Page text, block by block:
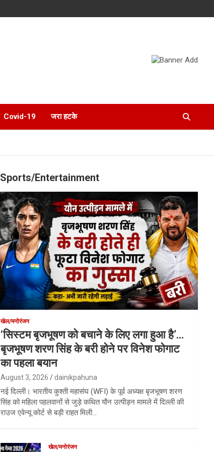
Covid-19 जरा हटके
Sports/Entertainment
खेल/मनोरंजन
‘सिस्टम बृजभूषण को बचाने के लिए लगा हुआ है’…
बृजभूषण शरण सिंह के बरी होने पर विनेश फोगाट
का पहला बयान
August 3, 2026 dainikpahuna
नई दिल्ली। भारतीय कुश्ती महासंघ (WFI) के पूर्व अध्यक्ष बृजभूषण शरण
सिंह को महिला पहलवानों से जुड़े कथित यौन उत्पीड़न मामले में दिल्ली की
राउज एवेन्यू कोर्ट से बड़ी राहत मिली…
खेल/मनोरंजन